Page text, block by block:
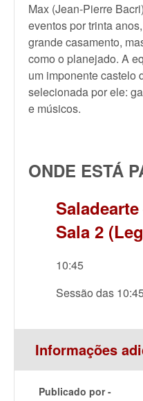
Max (Jean-Pierre
eventos por trinta
grande casamento,
como o planejado. A
um imponente castelo
selecionada por ele:
e músicos.
ONDE ESTÁ
Sala 2
10:45
Sessão das
Informações
Publicado por -